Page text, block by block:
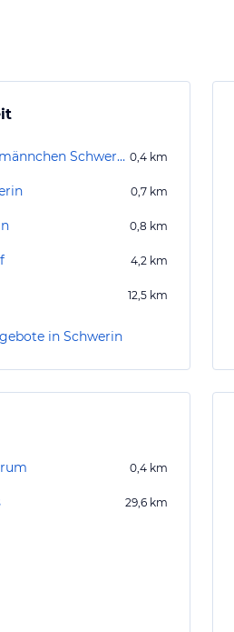
Stadtrundfahrt Petermännchen Schwerin 0,4 km
0,7 km
0,8 km
4,2 km
12,5 km
in Schwerin
0,4 km
29,6 km